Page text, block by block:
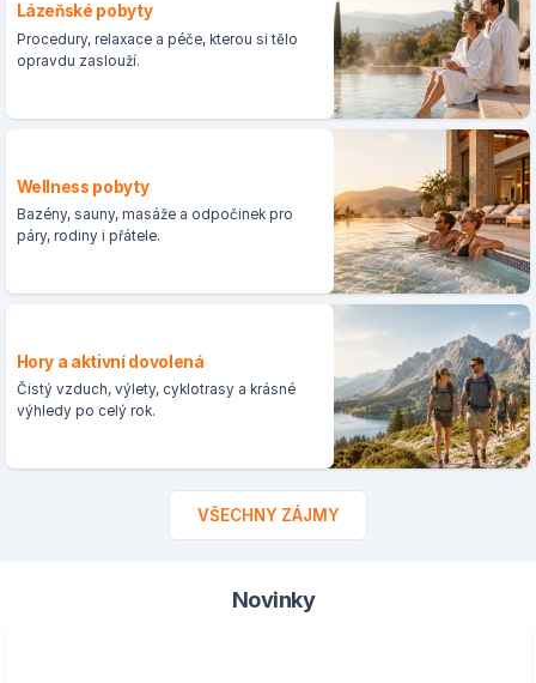
Lázeňské pobyty
Procedury, relaxace a péče, kterou si tělo
opravdu zaslouží.
Wellness pobyty
Bazény, sauny, masáže a odpočinek pro
páry, rodiny i přátele.
Hory a aktivní dovolená
Čistý vzduch, výlety, cyklotrasy a krásné
výhledy po celý rok.
VŠECHNY ZÁJMY
Novinky